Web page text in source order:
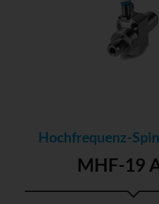
Hochfrequenz-
MHF-19